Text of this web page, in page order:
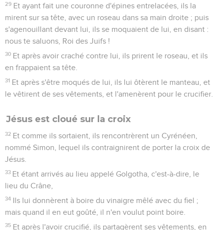
29 Et ayant fait une couronne d'épines entrelacées, ils la
mirent sur sa tête, avec un roseau dans sa main droite ; puis
s'agenouillant devant lui, ils se moquaient de lui, en disant :
nous te saluons, Roi des Juifs !
30 Et après avoir craché contre lui, ils prirent le roseau, et ils
en frappaient sa tête.
31 Et après s'être moqués de lui, ils lui ôtèrent le manteau, et
le vêtirent de ses vêtements, et l'amenèrent pour le crucifier.
Jésus est cloué sur la croix
32 Et comme ils sortaient, ils rencontrèrent un Cyrénéen,
nommé Simon, lequel ils contraignirent de porter la croix de
Jésus.
33 Et étant arrivés au lieu appelé Golgotha, c'est-à-dire, le
lieu du Crâne,
34 Ils lui donnèrent à boire du vinaigre mêlé avec du fiel ;
mais quand il en eut goûté, il n'en voulut point boire.
35 Et après l'avoir crucifié, ils partagèrent ses vêtements, en